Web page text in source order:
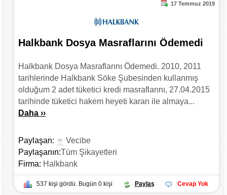
17 Temmuz 2019
Halkbank Dosya Masraflarını Ödemedi
Halkbank Dosya Masraflarını Ödemedi. 2010, 2011
tarihlerinde Halkbank Söke Şubesinden kullanmış
olduğum 2 adet tüketici kredi masraflarını, 27.04.2015
tarihinde tüketici hakem heyeti kararı ile almaya...
Daha ››
Paylaşan:
Vecibe
Paylaşanın:Tüm Şikayetleri
Firma: Halkbank
537 kişi gördü. Bugün 0 kişi Paylaş Cevap Yok